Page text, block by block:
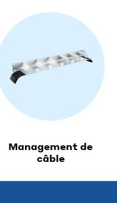
Management de
câble